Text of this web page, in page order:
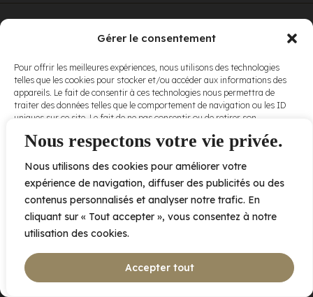
Nous respectons votre vie privée.
Nous utilisons des cookies pour améliorer votre
expérience de navigation, diffuser des publicités ou des
contenus personnalisés et analyser notre trafic. En
cliquant sur « Tout accepter », vous consentez à notre
utilisation des cookies.
Accepter tout
Gérer le consentement
Pour offrir les meilleures expériences, nous utilisons des technologies
telles que les cookies pour stocker et/ou accéder aux informations des
appareils. Le fait de consentir à ces technologies nous permettra de
traiter des données telles que le comportement de navigation ou les ID
uniques sur ce site. Le fait de ne pas consentir ou de retirer son
et fonctions.
Accepter
Refuser
conditions
d’utilisationet
nospolitiques
de
confidentialité .
2005 av. de Bois-de-Boulogne, Laval QC H7N 0J7